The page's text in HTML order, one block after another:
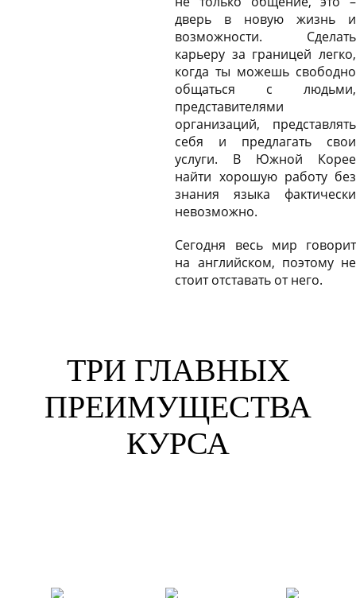
дверь в новую жизнь и
возможности. Сделать
карьеру за границей легко,
когда ты можешь свободно
общаться с людьми,
представителями
организаций, представлять
себя и предлагать свои
услуги. В Южной Корее
найти хорошую работу без
знания языка фактически
невозможно.
Сегодня весь мир говорит
на английском, поэтому не
стоит отставать от него.
ТРИ ГЛАВНЫХ
ПРЕИМУЩЕСТВА
КУРСА